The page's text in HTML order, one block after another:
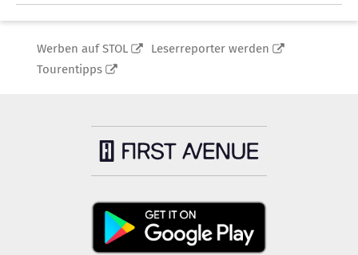
Werben auf STOL
Leserreporter werden
Tourentipps